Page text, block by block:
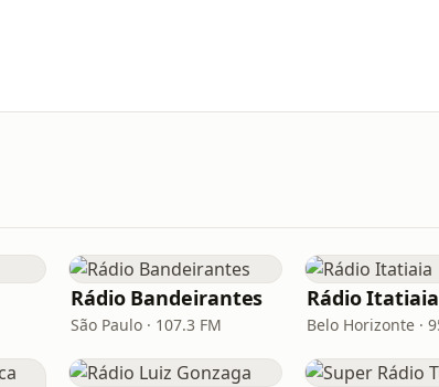
Rádio Bandeirantes
São Paulo · 107.3 FM
Rádio Itatiaia